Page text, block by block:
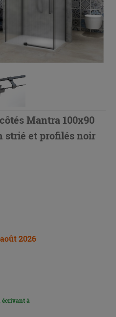
Mantra 100x90
strié et profilés noir
2026
écrivant à